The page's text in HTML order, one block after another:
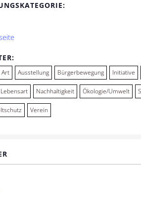
Art Ausstellung Bürgerbewegung Initiative
Lebensart Nachhaltigkeit Ökologie/Umwelt
Verein